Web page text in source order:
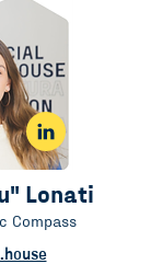
Lonati
Compass